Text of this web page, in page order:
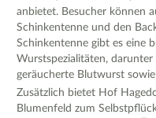
anbietet. Besucher können
Schinkentenne und den
Schinkentenne gibt es eine
Wurstspezialitäten, darunter
geräucherte Blutwurst
Zusätzlich bietet Hof
Blumenfeld zum